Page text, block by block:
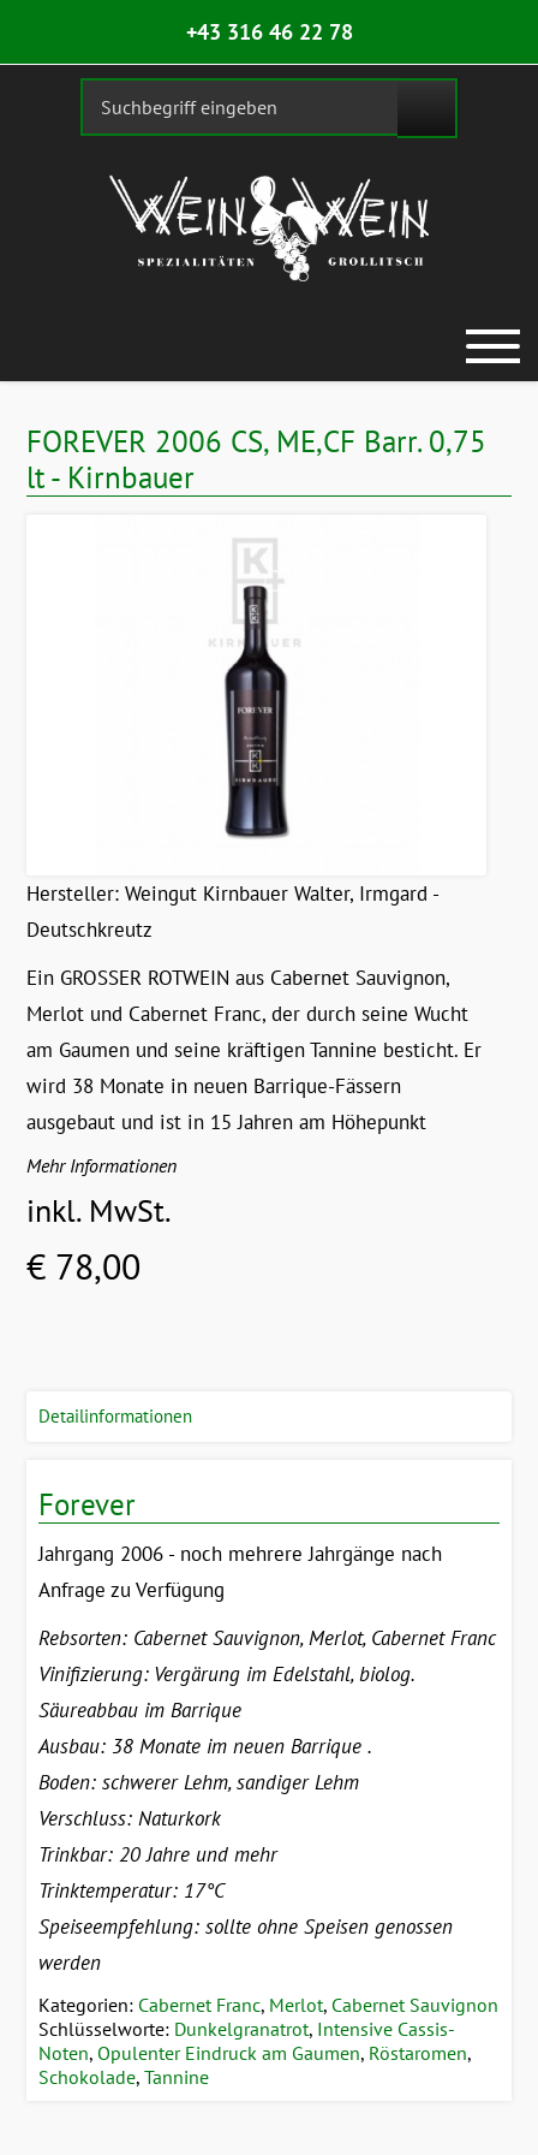
+43 316 46 22 78
FOREVER 2006 CS, ME,CF Barr. 0,75
lt - Kirnbauer
Hersteller:Weingut Kirnbauer Walter, Irmgard -
Deutschkreutz
Ein GROSSER ROTWEIN aus Cabernet Sauvignon,
Merlot und Cabernet Franc, der durch seine Wucht
am Gaumen und seine kräftigen Tannine besticht. Er
wird 38 Monate in neuen Barrique-Fässern
ausgebaut und ist in 15 Jahren am Höhepunkt
Mehr Informationen
inkl. MwSt.
€ 78,00
Detailinformationen
Forever
Jahrgang 2006 - noch mehrere Jahrgänge nach
Anfrage zu Verfügung
Rebsorten: Cabernet Sauvignon, Merlot, Cabernet Franc
Vinifizierung: Vergärung im Edelstahl, biolog.
Säureabbau im Barrique
Ausbau: 38 Monate im neuen Barrique .
Boden: schwerer Lehm, sandiger Lehm
Verschluss: Naturkork
Trinkbar: 20 Jahre und mehr
Trinktemperatur: 17°C
Speiseempfehlung: sollte ohne Speisen genossen
werden
Kategorien: Cabernet Franc, Merlot, Cabernet Sauvignon
Schlüsselworte: Dunkelgranatrot, Intensive Cassis-
Noten,Opulenter Eindruck am Gaumen, Röstaromen,
Schokolade,Tannine